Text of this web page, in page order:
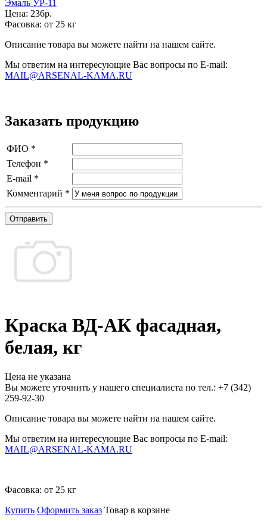
Эмаль УР-11
Цена: 236р.
Фасовка: от 25 кг
Описание товара вы можете найти на нашем сайте.
Мы ответим на интересующие Вас вопросы по E-mail:
MAIL@ARSENAL-KAMA.RU
Заказать продукцию
ФИО *
Телефон *
E-mail *
Комментарий *
Отправить
Краска ВД-АК фасадная,
белая, кг
Цена не указана
Вы можете уточнить у нашего специалиста по тел.: +7 (342)
259-92-30
Описание товара вы можете найти на нашем сайте.
Мы ответим на интересующие Вас вопросы по E-mail:
MAIL@ARSENAL-KAMA.RU
Фасовка: от 25 кг
Купить Оформить заказ Товар в корзине